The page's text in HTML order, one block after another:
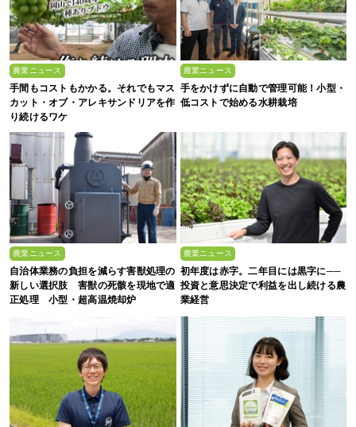
農業ニュース
手間もコストもかかる。それでもマス
カット・オブ・アレキサンドリアを作
り続けるワケ
農業ニュース
手をかけずに自動で管理可能！小型・
低コストで始める水耕栽培
農業ニュース
自治体業務の負担を減らす害獣処理の
新しい選択肢 害獣の死骸を現地で適
正処理 小型・超高温焼却炉
農業ニュース
初年度は赤字。二年目には黒字に──
投資と意思決定で利益を出し続ける農
業経営